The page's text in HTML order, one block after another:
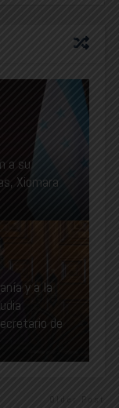
a su
Xiomara
y a la
de